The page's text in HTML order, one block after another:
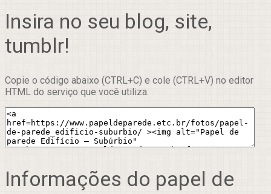
Insira no seu blog, site,
tumblr!
Copie o código abaixo (CTRL+C) e cole (CTRL+V) no editor
HTML do serviço que você utiliza.
Informações do papel de